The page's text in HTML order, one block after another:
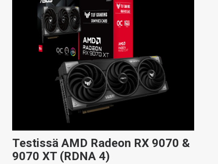
Testissä AMD Radeon RX 9070 &
9070 XT (RDNA 4)